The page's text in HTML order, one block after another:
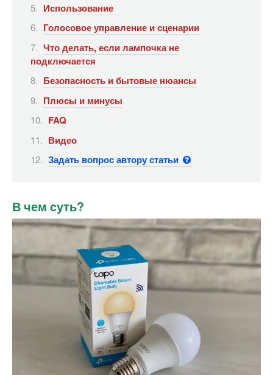
Использование
Голосовое управление и сценарии
Что делать, если лампочка не
подключается
Безопасность и бытовые нюансы
Плюсы и минусы
FAQ
Видео
Задать вопрос автору статьи
В чем суть?